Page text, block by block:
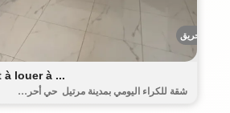
أحريق
à louer à ...
شقة للكراء اليومي بمدينة مرتيل حي أحر...